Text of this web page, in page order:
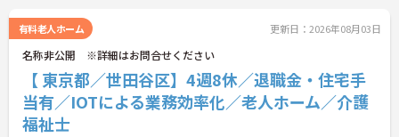
有料老人ホーム 更新日：2026年08月03日
名称非公開 ※詳細はお問合せください
【 東京都／世田谷区】4週8休／退職金・住宅手
当有／IOTによる業務効率化／老人ホーム／介護
福祉士